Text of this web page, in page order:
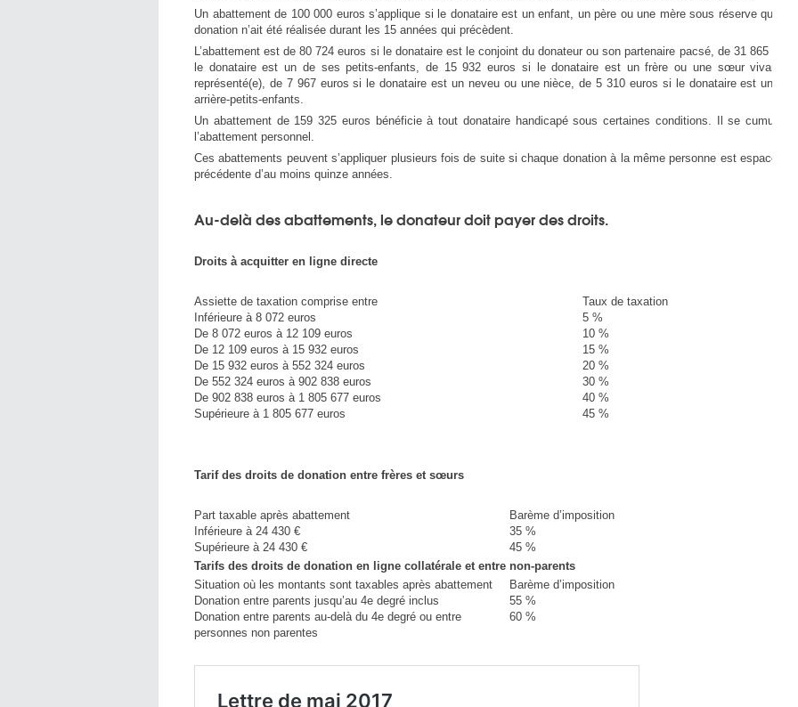
Un abattement de 100 000 euros s’applique si le donataire est un enfant, un père ou une mère sous réserve
donation n’ait été réalisée durant les 15 années qui précèdent.
L’abattement est de 80 724 euros si le donataire est le conjoint du donateur ou son partenaire pacsé, de 31 865 euros
le donataire est un de ses petits-enfants, de 15 932 euros si le donataire est un frère ou une sœur vivant(e)
représenté(e), de 7 967 euros si le donataire est un neveu ou une nièce, de 5 310 euros si le donataire est un de
arrière-petits-enfants.
Un abattement de 159 325 euros bénéficie à tout donataire handicapé sous certaines conditions. Il se cumule
l’abattement personnel.
Ces abattements peuvent s’appliquer plusieurs fois de suite si chaque donation à la même personne est espacée de
précédente d’au moins quinze années.
Au-delà des abattements, le donateur doit payer des droits.
Droits à acquitter en ligne directe
Assiette de taxation comprise entre
Taux de taxation
Inférieure à 8 072 euros
5 %
De 8 072 euros à 12 109 euros
10 %
De 12 109 euros à 15 932 euros
15 %
De 15 932 euros à 552 324 euros
20 %
De 552 324 euros à 902 838 euros
30 %
De 902 838 euros à 1 805 677 euros
40 %
Supérieure à 1 805 677 euros
45 %
Tarif des droits de donation entre frères et sœurs
Part taxable après abattement
Barème d’imposition
Inférieure à 24 430 €
35 %
Supérieure à 24 430 €
45 %
Tarifs des droits de donation en ligne collatérale et entre non-parents
Situation où les montants sont taxables après abattement
Barème d’imposition
Donation entre parents jusqu’au 4e degré inclus
55 %
Donation entre parents au-delà du 4e degré ou entre
personnes non parentes
60 %